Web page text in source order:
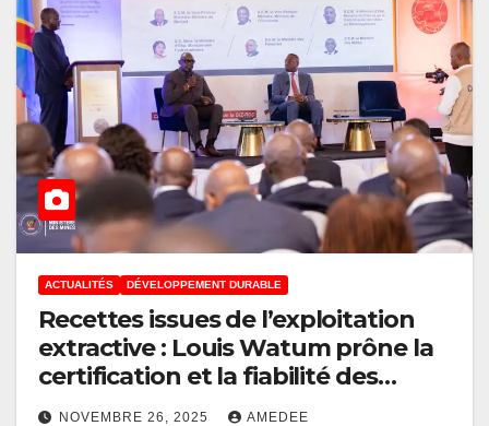
ACTUALITÉS DÉVELOPPEMENT DURABLE
Recettes issues de l’exploitation
extractive : Louis Watum prône la
certification et la fiabilité des
données
NOVEMBRE 26, 2025 AMEDEE